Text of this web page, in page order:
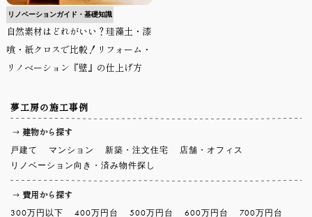
リノベーションガイド・基礎知識
自然素材はどれがいい？珪藻土・漆
喰・紙クロスで比較！リフォーム・
リノベーション『壁』の仕上げ方
夢工房の施工事例
建物から探す
戸建て マンション 新築・注文住宅
店舗・オフィス
リノベーション向き・済み物件探し
費用から探す
300万円以下 400万円台 500万円台 600万円台
700万円台